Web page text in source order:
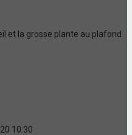
et la grosse plante au plafond
10:30